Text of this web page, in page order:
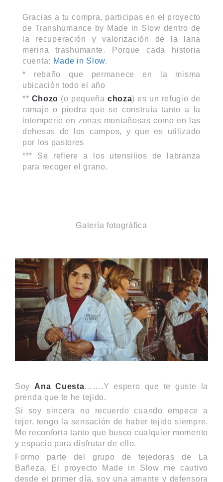
Gracias a tu compra, participas en el proyecto
de Transhumance by Made in Slow dentro de
la recuperación y valorización de la lana
merina trashumante. Porque cada historia
cuenta: Made in Slow.
* rebaño que permanece en la misma
ubicación todo el año
** Chozo (o pequeña choza) es un refugio de
ramaje o piedra que se construía tanto a la
intemperie en zonas montañosas como en las
dehesas de los campos, y que es utilizado
por los pastores
*** Se refiere a los utensilios de labranza
para recoger el grano.
Galería fotográfica
Soy Ana Cuesta…….Y espero que te guste la
prenda que te he tejido.
Si soy sincera no recuerdo cuando empece a
tejer, tengo la sensación de haber tejido siempre.
Me reconforta tanto que busco cualquier momento
y espacio para disfrutar de ello.
Formo parte del grupo de tejedoras de La
Bañeza. El proyecto Made in Slow me cautivo
desde el primer día, soy una amante y defensora